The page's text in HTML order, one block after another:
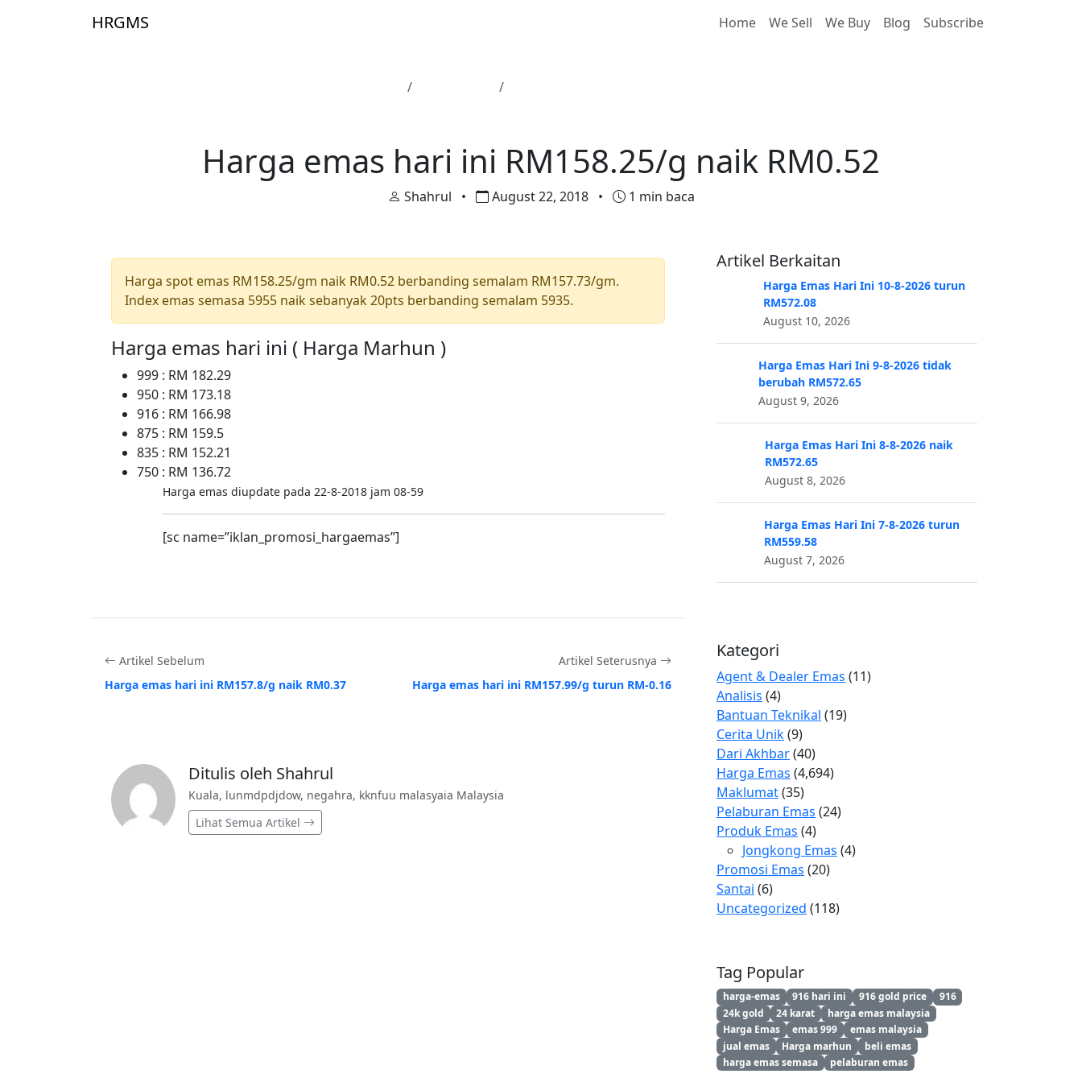
HRGMS Home We Sell We Buy Blog Subscribe
Harga emas hari ini RM158.25/g naik RM0.52
Shahrul • August 22, 2018 • 1 min baca
Harga spot emas RM158.25/gm naik RM0.52 berbanding semalam RM157.73/gm.
Index emas semasa 5955 naik sebanyak 20pts berbanding semalam 5935.
Harga emas hari ini ( Harga Marhun )
999 : RM 182.29
950 : RM 173.18
916 : RM 166.98
875 : RM 159.5
835 : RM 152.21
750 : RM 136.72
Harga emas diupdate pada 22-8-2018 jam 08-59
[sc name=”iklan_promosi_hargaemas”]
Artikel Sebelum
Harga emas hari ini RM157.8/g naik RM0.37
Artikel Seterusnya
Harga emas hari ini RM157.99/g turun RM-0.16
Ditulis oleh Shahrul
Kuala, lunmdpdjdow, negahra, kknfuu malasyaia Malaysia
Lihat Semua Artikel
Artikel Berkaitan
Harga Emas Hari Ini 10-8-2026 turun
RM572.08
August 10, 2026
Harga Emas Hari Ini 9-8-2026 tidak
berubah RM572.65
August 9, 2026
Harga Emas Hari Ini 8-8-2026 naik
RM572.65
August 8, 2026
Harga Emas Hari Ini 7-8-2026 turun
RM559.58
August 7, 2026
Kategori
Agent & Dealer Emas (11)
Analisis (4)
Bantuan Teknikal (19)
Cerita Unik(9)
Dari Akhbar(40)
Harga Emas (4,694)
Maklumat(35)
Pelaburan Emas (24)
Produk Emas (4)
Jongkong Emas (4)
Promosi Emas (20)
Santai (6)
Uncategorized (118)
Tag Popular
harga-emas 916 hari ini 916 gold price
916
24k gold
24 karat
harga emas malaysia
Harga Emas
emas 999
emas malaysia
jual emas
Harga marhun
beli emas
harga emas semasa
pelaburan emas